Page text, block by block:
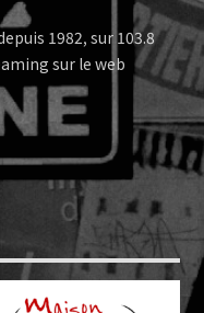
1982, sur 103.8
sur le web